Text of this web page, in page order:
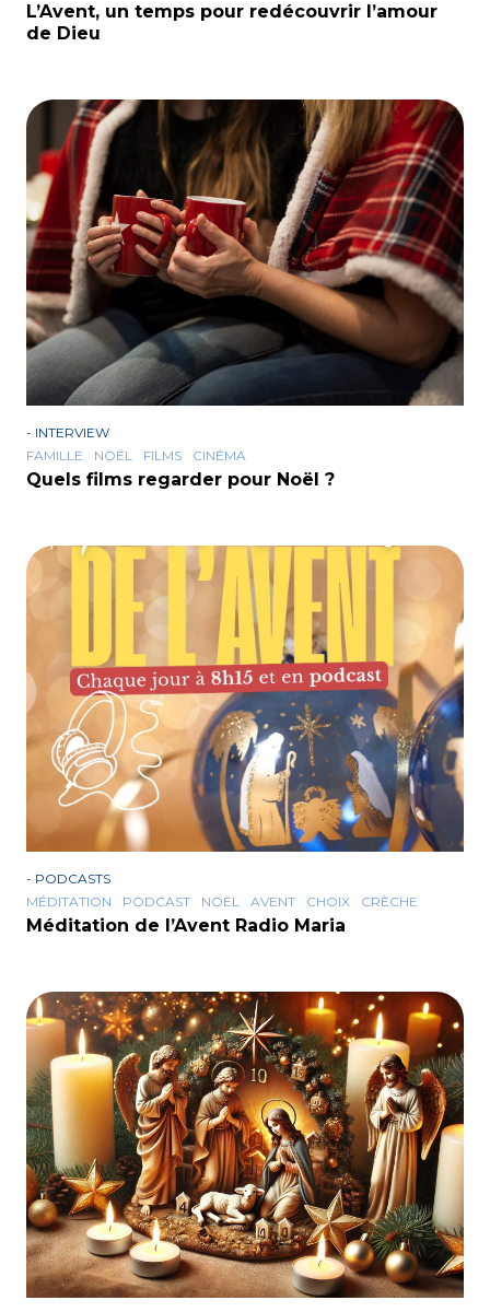
L’Avent, un temps pour redécouvrir l’amour
de Dieu
- INTERVIEW
FAMILLE
NOËL FILMS CINÉMA
Quels films regarder pour Noël ?
- PODCASTS
MÉDITATION
PODCAST NOËL AVENT CHOIX CRÈCHE
Méditation de l’Avent Radio Maria